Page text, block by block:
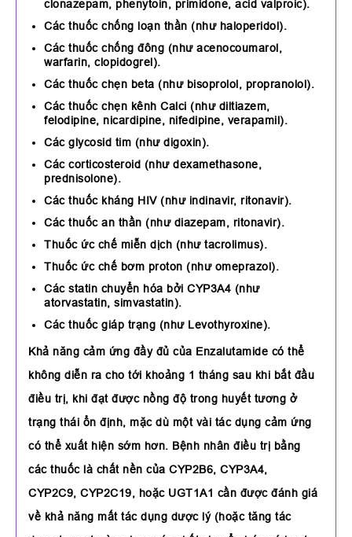
clonazepam, phenytoin, primidone, acid valproic).
Các thuốc chống loạn thần (như haloperidol).
Các thuốc chống đông (như acenocoumarol,
warfarin, clopidogrel).
Các thuốc chẹn beta (như bisoprolol, propranolol).
Các thuốc chẹn kênh Calci (như diltiazem,
felodipine, nicardipine, nifedipine, verapamil).
Các glycosid tim (như digoxin).
Các corticosteroid (như dexamethasone,
prednisolone).
Các thuốc kháng HIV (như indinavir, ritonavir).
Các thuốc an thần (như diazepam, ritonavir).
Thuốc ức chế miễn dịch (như tacrolimus).
Thuốc ức chế bơm proton (như omeprazol).
Các statin chuyển hóa bởi CYP3A4 (như
atorvastatin, simvastatin).
Các thuốc giáp trạng (như Levothyroxine).
Khả năng cảm ứng đầy đủ của Enzalutamide có thể
không diễn ra cho tới khoảng 1 tháng sau khi bắt đầu
điều trị, khi đạt được nồng độ trong huyết tương ở
trạng thái ổn định, mặc dù một vài tác dụng cảm ứng
có thể xuất hiện sớm hơn. Bệnh nhân điều trị bằng
các thuốc là chất nền của CYP2B6, CYP3A4,
CYP2C9, CYP2C19, hoặc UGT1A1 cần được đánh giá
về khả năng mất tác dụng dược lý (hoặc tăng tác